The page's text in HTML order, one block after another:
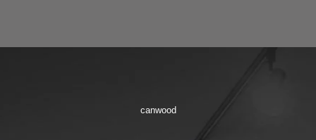
canwood